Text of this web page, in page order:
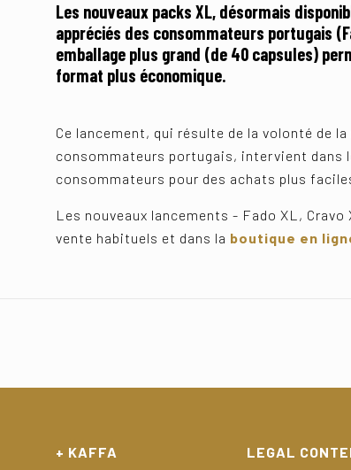
Les nouveaux packs XL, désormais
appréciés des consommateurs portugais
emballage plus grand (de 40 capsules)
format plus économique.
Ce lancement, qui résulte de la volonté de
consommateurs portugais, intervient dans
consommateurs pour des achats plus
Les nouveaux lancements - Fado XL,
vente habituels et dans la boutique en
+ KAFFA LEGAL